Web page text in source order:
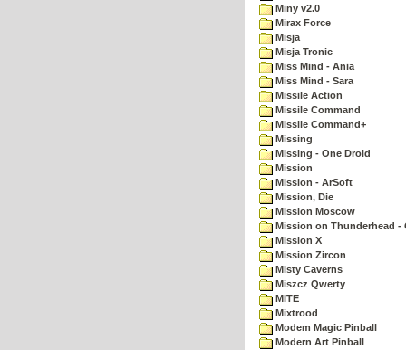
Miny v2.0
Mirax Force
Misja
Misja Tronic
Miss Mind - Ania
Miss Mind - Sara
Missile Action
Missile Command
Missile Command+
Missing
Missing - One Droid
Mission
Mission - ArSoft
Mission, Die
Mission Moscow
Mission on Thunderhead -
Mission X
Mission Zircon
Misty Caverns
Miszcz Qwerty
MITE
Mixtrood
Modem Magic Pinball
Modern Art Pinball